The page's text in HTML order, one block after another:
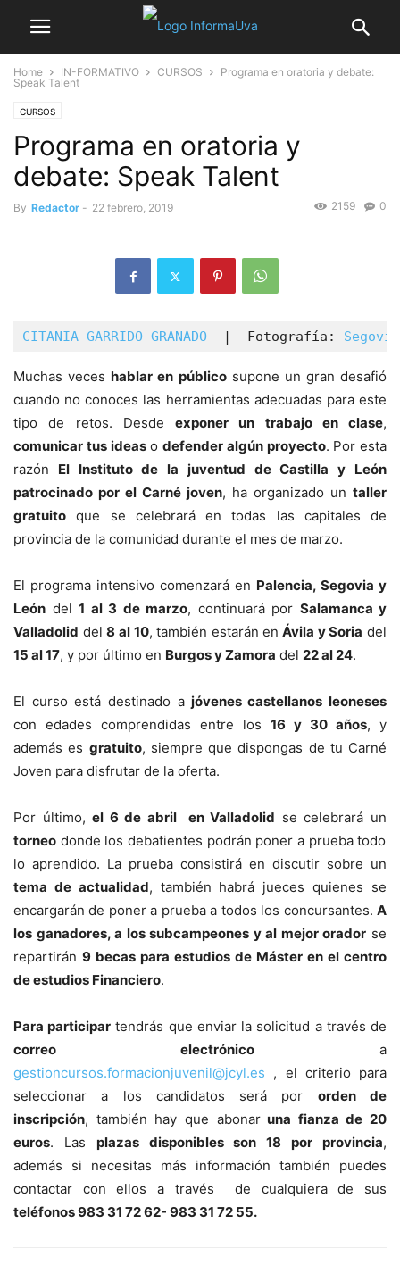
Home IN-FORMATIVO CURSOS
Programa en oratoria y debate:
Speak Talent
CURSOS
Programa en oratoria y
debate: Speak Talent
By Redactor - 22 febrero, 2019 0
2159
CITANIA GARRIDO GRANADO |  Fotografía:
Muchas veceshablar en públicosupone un gran desafió
cuando no conoces las herramientas adecuadas para este
tipo de retos. Desde exponer un trabajo en clase,
comunicar tus ideaso defender algún proyecto. Por esta
razón El Instituto de la juventud de Castilla y León
patrocinado por el Carné joven, ha organizado un taller
gratuito que se celebrará en todas las capitales de
provincia de la comunidad durante el mes de marzo.
El programa intensivo comenzará en Palencia, Segovia y
León del 1 al 3 de marzo, continuará por Salamanca y
Valladolid del8 al 10, también estarán en Ávila y Soria del
15 al 17, y por último en Burgos y Zamora del 22 al 24.
El curso está destinado ajóvenes castellanos leoneses
con edades comprendidas entre los 16 y 30 años, y
además es gratuito, siempre que dispongas de tu Carné
Joven para disfrutar de la oferta.
Por último,el 6 de abril en Valladolid se celebrará un
torneo donde los debatientes podrán poner a prueba todo
lo aprendido. La prueba consistirá en discutir sobre un
tema de actualidad, también habrá jueces quienes se
encargarán de poner a prueba a todos los concursantes. A
los ganadores, a los subcampeones y al mejor orador se
repartirán 9 becas para estudios de Máster en el centro
de estudios Financiero.
Para participar tendrás que enviar la solicitud a través de
correo electrónico a
gestioncursos.formacionjuvenil@jcyl.es , el criterio para
seleccionar a los candidatos será por orden de
inscripción, también hay que abonaruna fianza de 20
euros. Las plazas disponibles son 18 por provincia,
además si necesitas más información también puedes
contactar con ellos a través de cualquiera de sus
teléfonos 983 31 72 62- 983 31 72 55.